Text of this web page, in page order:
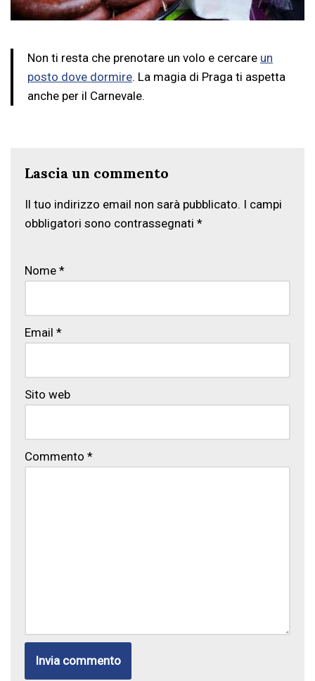
Non ti resta che prenotare un volo e cercare un
posto dove dormire. La magia di Praga ti aspetta
anche per il Carnevale.
Lascia un commento
Il tuo indirizzo email non sarà pubblicato. I campi
obbligatori sono contrassegnati *
Nome *
Email *
Sito web
Commento *